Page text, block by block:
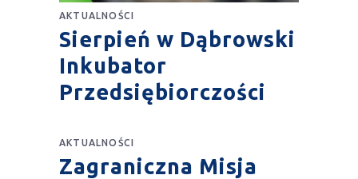
AKTUALNOŚCI
Sierpień w Dąbrowski
Inkubator
Przedsiębiorczości
AKTUALNOŚCI
Zagraniczna Misja